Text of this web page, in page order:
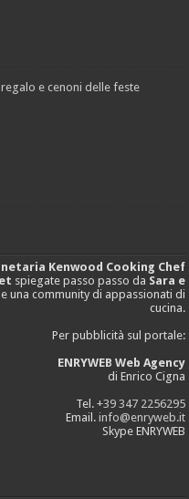
e cenoni delle feste
Kenwood Cooking Chef
spiegate passo passo da Sara e
e una community di appassionati di
cucina.
Per pubblicità sul portale:
ENRYWEB Web Agency
di Enrico Cigna
Tel. +39 347 2256295
Email. info@enryweb.it
Skype ENRYWEB